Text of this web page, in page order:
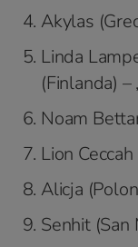
Akylas
Linda
(Finlanda) –
Noam
Lion
Alicja
Senhit (San